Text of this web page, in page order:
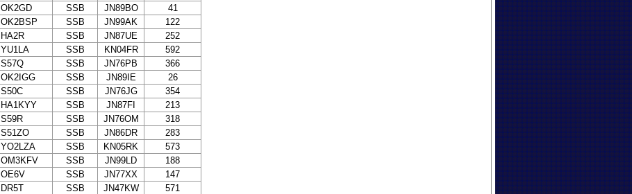
OK2GD SSB JN89BO
41
OK2BSP SSB JN99AK
122
HA2R SSB JN87UE
252
YU1LA SSB KN04FR
592
S57Q SSB JN76PB
366
OK2IGG SSB JN89IE
26
S50C SSB JN76JG
354
HA1KYY SSB JN87FI
213
S59R SSB JN76OM
318
S51ZO SSB JN86DR
283
YO2LZA SSB KN05RK
573
OM3KFV SSB JN99LD
188
OE6V SSB JN77XX
147
DR5T SSB JN47KW
571